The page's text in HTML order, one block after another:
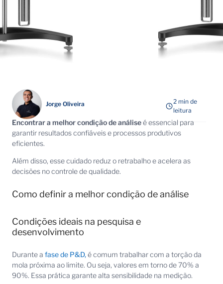
Jorge Oliveira
2 min de
leitura
Encontrar a melhor condição de análiseé essencial para
garantir resultados confiáveis e processos produtivos
eficientes.
Além disso, esse cuidado reduz o retrabalho e acelera as
decisões no controle de qualidade.
Como definir a melhor condição de análise
Condições ideais na pesquisa e
desenvolvimento
Durante a fase de P&D,é comum trabalhar com a torção da
mola próxima ao limite. Ou seja, valores em torno de 70% a
90%. Essa prática garante alta sensibilidade na medição.